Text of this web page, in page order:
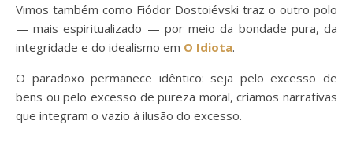
Vimos também como Fiódor Dostoiévski traz o outro polo
— mais espiritualizado — por meio da bondade pura, da
integridade e do idealismo em O Idiota.
O paradoxo permanece idêntico: seja pelo excesso de
bens ou pelo excesso de pureza moral, criamos narrativas
que integram o vazio à ilusão do excesso.